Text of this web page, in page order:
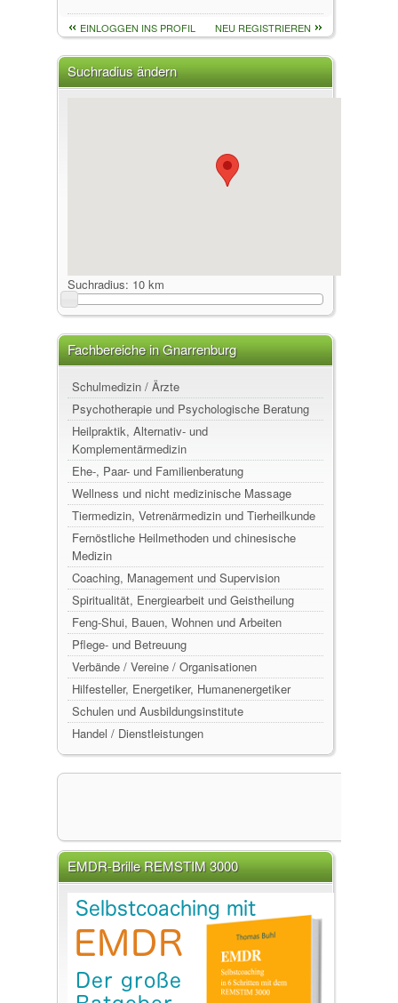
EINLOGGEN INS PROFIL NEU REGISTRIEREN
Suchradius ändern
Suchradius: 10 km
Fachbereiche in Gnarrenburg
Schulmedizin / Ärzte
Psychotherapie und Psychologische Beratung
Heilpraktik, Alternativ- und
Komplementärmedizin
Ehe-, Paar- und Familienberatung
Wellness und nicht medizinische Massage
Tiermedizin, Vetrenärmedizin und Tierheilkunde
Fernöstliche Heilmethoden und chinesische
Medizin
Coaching, Management und Supervision
Spiritualität, Energiearbeit und Geistheilung
Feng-Shui, Bauen, Wohnen und Arbeiten
Pflege- und Betreuung
Verbände / Vereine / Organisationen
Hilfesteller, Energetiker, Humanenergetiker
Schulen und Ausbildungsinstitute
Handel / Dienstleistungen
EMDR-Brille REMSTIM 3000